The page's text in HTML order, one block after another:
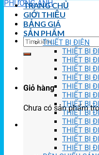
Giỏ hàng
Chưa có sản phẩm
TRANG CHỦ
GIỚI THIỆU
BẢNG GIÁ
SẢN PHẨM
THIẾT BỊ ĐIỆN
THIẾT BỊ
THIẾT BỊ
THIẾT BỊ
THIẾT BỊ
THIẾT BỊ
THIẾT BỊ
THIẾT BỊ
THIẾT BỊ
THIẾT BỊ
THIẾT BỊ
THIẾT BỊ
THIẾT BỊ